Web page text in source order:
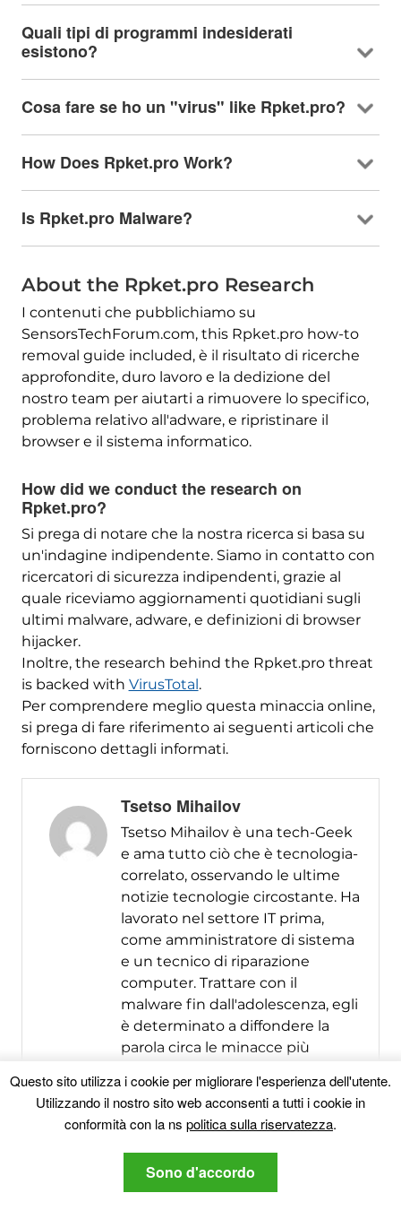
Quali tipi di programmi indesiderati
esistono?
Cosa fare se ho un "virus" like Rpket.pro?
How Does Rpket.pro Work?
Is Rpket.pro Malware?
About the Rpket.pro Research
I contenuti che pubblichiamo su
SensorsTechForum.com, this Rpket.pro how-to
removal guide included, è il risultato di ricerche
approfondite, duro lavoro e la dedizione del
nostro team per aiutarti a rimuovere lo specifico,
problema relativo all'adware, e ripristinare il
browser e il sistema informatico.
How did we conduct the research on
Rpket.pro?
Si prega di notare che la nostra ricerca si basa su
un'indagine indipendente. Siamo in contatto con
ricercatori di sicurezza indipendenti, grazie al
quale riceviamo aggiornamenti quotidiani sugli
ultimi malware, adware, e definizioni di browser
hijacker.
Inoltre, the research behind the Rpket.pro threat
is backed with VirusTotal .
Per comprendere meglio questa minaccia online,
si prega di fare riferimento ai seguenti articoli che
forniscono dettagli informati.
Tsetso Mihailov
Tsetso Mihailov è una tech-Geek
e ama tutto ciò che è tecnologia-
correlato, osservando le ultime
notizie tecnologie circostante. Ha
lavorato nel settore IT prima,
come amministratore di sistema
e un tecnico di riparazione
computer. Trattare con il
malware fin dall'adolescenza, egli
è determinato a diffondere la
parola circa le minacce più
sicurezza dei computer.
Altri messaggi
Questo sito utilizza i cookie per migliorare l'esperienza dell'utente.
Utilizzando il nostro sito web acconsenti a tutti i cookie in
conformità con la ns politica sulla riservatezza.
Sono d'accordo